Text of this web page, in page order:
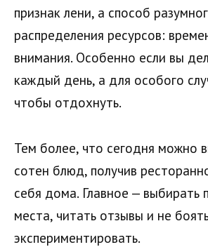
признак лени, а способ
распределения ресурсов:
внимания. Особенно если вы
каждый день, а для особого
чтобы отдохнуть.
Тем более, что сегодня можно
сотен блюд, получив
себя дома. Главное — выбирать
места, читать отзывы и не
экспериментировать.